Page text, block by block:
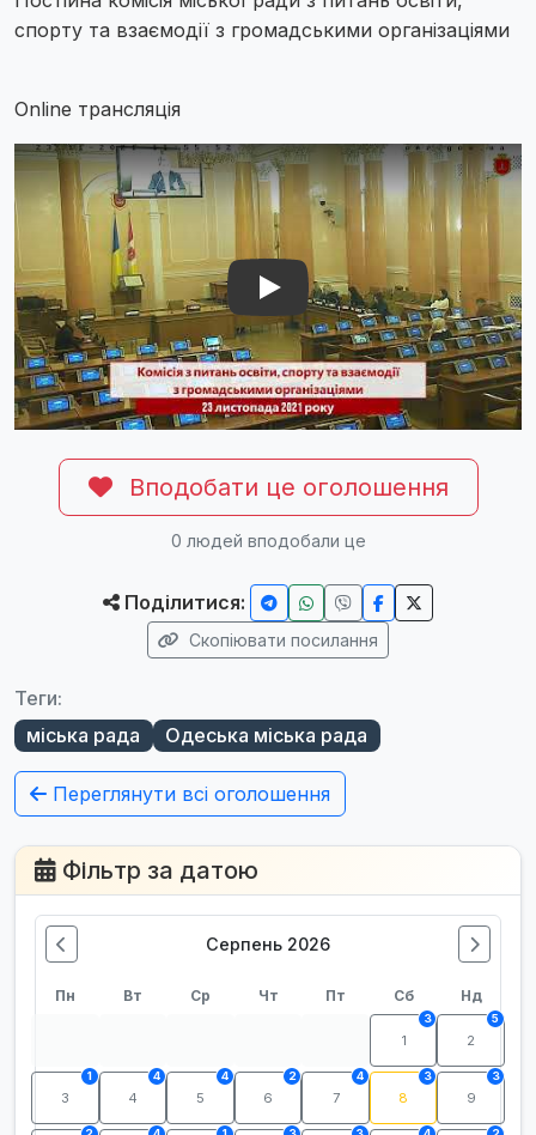
спорту та взаємодії з громадськими організаціями
Online трансляція
Play Video: Play Video: YouTube video fixMZFAfCoU
Вподобати це оголошення
0 людей вподобали це
Поділитися:
Скопіювати посилання
Теги:
міська рада
Одеська міська рада
Переглянути всі оголошення
Фільтр за датою
Серпень 2026
Пн Вт Ср Чт Пт Сб Нд
1
3
2
5
3
1
4
4
5
4
6
2
7
4
8
3
9
3